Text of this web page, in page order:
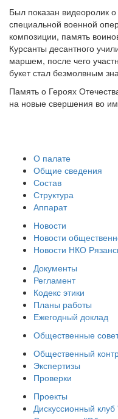
Был показан видеоролик
специальной военной
композиции, память
Курсанты десантного
маршем, после чего
букет стал безмолвным
Память о Героях
на новые свершения во
О палате
Общие сведения
Состав
Структура
Аппарат
Новости
Новости
Новости НКО
Документы
Регламент
Кодекс этики
Планы работы
Ежегодный доклад
Общественные
Общественный
Экспертизы
Проверки
Проекты
Дискуссионный клуб